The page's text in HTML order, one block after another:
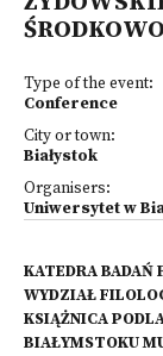
Type of the event:
Conference
City or town:
Białystok
Organisers:
Uniwersytet w
KATEDRA BADAŃ
WYDZIAŁ
KSIĄŻNICA
BIAŁYMSTOKU